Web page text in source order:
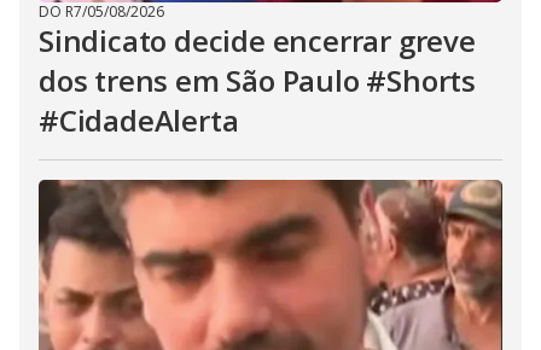
DO R7/05/08/2026
Sindicato decide encerrar greve
dos trens em São Paulo #Shorts
#CidadeAlerta